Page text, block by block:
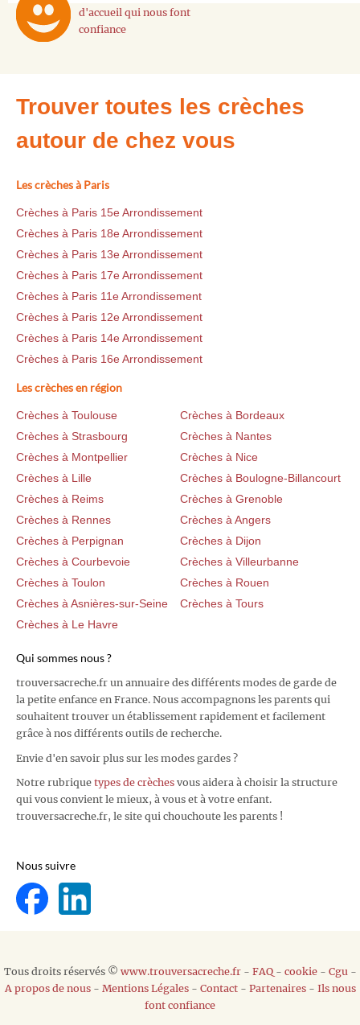
d'accueil qui nous font
confiance
Trouver toutes les crèches
autour de chez vous
Les crèches à Paris
Crèches à Paris 15e Arrondissement
Crèches à Paris 18e Arrondissement
Crèches à Paris 13e Arrondissement
Crèches à Paris 17e Arrondissement
Crèches à Paris 11e Arrondissement
Crèches à Paris 12e Arrondissement
Crèches à Paris 14e Arrondissement
Crèches à Paris 16e Arrondissement
Les crèches en région
Crèches à Toulouse
Crèches à Bordeaux
Crèches à Strasbourg
Crèches à Nantes
Crèches à Montpellier
Crèches à Nice
Crèches à Lille
Crèches à Boulogne-Billancourt
Crèches à Reims
Crèches à Grenoble
Crèches à Rennes
Crèches à Angers
Crèches à Perpignan
Crèches à Dijon
Crèches à Courbevoie
Crèches à Villeurbanne
Crèches à Toulon
Crèches à Rouen
Crèches à Asnières-sur-Seine
Crèches à Tours
Crèches à Le Havre
Qui sommes nous ?
trouversacreche.fr un annuaire des différents modes de garde de
la petite enfance en France. Nous accompagnons les parents qui
souhaitent trouver un établissement rapidement et facilement
grâce à nos différents outils de recherche.
Envie d'en savoir plus sur les modes gardes ?
Notre rubrique types de crèches vous aidera à choisir la structure
qui vous convient le mieux, à vous et à votre enfant.
trouversacreche.fr, le site qui chouchoute les parents !
Nous suivre
Tous droits réservés © www.trouversacreche.fr- FAQ- cookie- Cgu -
A propos de nous- Mentions Légales- Contact- Partenaires- Ils nous
font confiance